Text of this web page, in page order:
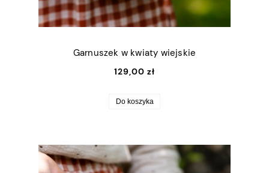
Garnuszek w kwiaty wiejskie
129,00 zł
Do koszyka